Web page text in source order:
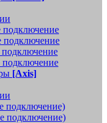
подключение
подключение
[Axis]
подключение)
подключение)